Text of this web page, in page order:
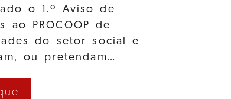
o 1.º Aviso de
ao PROCOOP de
do setor social e
ou pretendam…